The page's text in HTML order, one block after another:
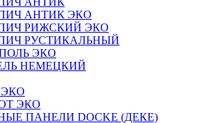
АНТИК ЭКО
РИЖСКИЙ ЭКО
РУСТИКАЛЬНЫЙ
ЭКО
НЕМЕЦКИЙ
ЭКО